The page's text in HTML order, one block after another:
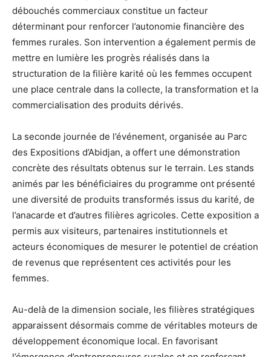
débouchés commerciaux constitue un facteur
déterminant pour renforcer l’autonomie financière des
femmes rurales. Son intervention a également permis de
mettre en lumière les progrès réalisés dans la
structuration de la filière karité où les femmes occupent
une place centrale dans la collecte, la transformation et la
commercialisation des produits dérivés.
La seconde journée de l’événement, organisée au Parc
des Expositions d’Abidjan, a offert une démonstration
concrète des résultats obtenus sur le terrain. Les stands
animés par les bénéficiaires du programme ont présenté
une diversité de produits transformés issus du karité, de
l’anacarde et d’autres filières agricoles. Cette exposition a
permis aux visiteurs, partenaires institutionnels et
acteurs économiques de mesurer le potentiel de création
de revenus que représentent ces activités pour les
femmes.
Au-delà de la dimension sociale, les filières stratégiques
apparaissent désormais comme de véritables moteurs de
développement économique local. En favorisant